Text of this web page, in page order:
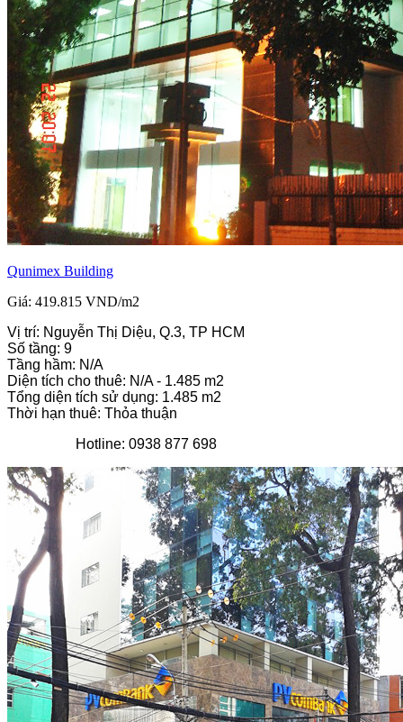
Qunimex Building
Giá: 419.815 VND/m2
Vị trí: Nguyễn Thị Diệu, Q.3, TP HCM
Số tầng: 9
Tầng hầm: N/A
Diện tích cho thuê: N/A - 1.485 m2
Tổng diện tích sử dụng: 1.485 m2
Thời hạn thuê: Thỏa thuận
Hotline: 0938 877 698